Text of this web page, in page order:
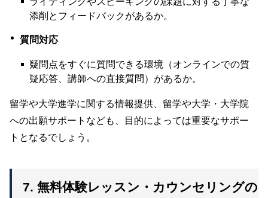
添削とフィードバックがあるか。
質問対応
疑問点をすぐに質問できる環境（オンラインでの質
疑応答、講師への直接質問）があるか。
留学や大学進学に関する情報提供、留学や大学・大学院
への出願サポートなども、目的によっては重要なサポー
トとなるでしょう。
7. 無料体験レッスン・カウンセリングの